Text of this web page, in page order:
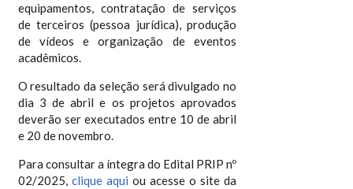
equipamentos, contratação de serviços
de terceiros (pessoa jurídica), produção
de vídeos e organização de eventos
acadêmicos.
O resultado da seleção será divulgado no
dia 3 de abril e os projetos aprovados
deverão ser executados entre 10 de abril
e 20 de novembro.
Para consultar a íntegra do Edital PRIP nº
02/2025, clique aqui ou acesse o site da